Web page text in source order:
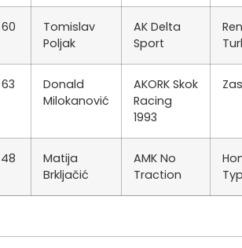
60
Tomislav
Poljak
AK Delta
Sport
63
Donald
Milokanović
AKORK Skok
Racing
1993
48
Matija
Brkljačić
AMK No
Traction